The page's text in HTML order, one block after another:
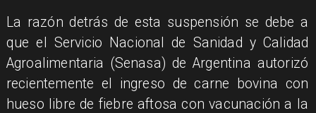
La razón detrás de esta suspensión se debe a
que el Servicio Nacional de Sanidad y Calidad
Agroalimentaria (Senasa) de Argentina autorizó
recientemente el ingreso de carne bovina con
hueso libre de fiebre aftosa con vacunación a la